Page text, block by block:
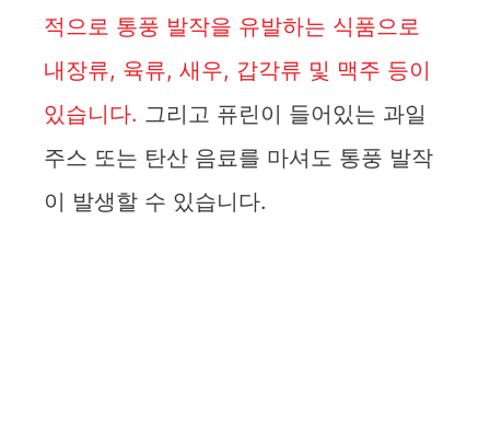
적으로 통풍 발작을 유발하는 식품으로
내장류, 육류, 새우, 갑각류 및 맥주 등이
있습니다. 그리고 퓨린이 들어있는 과일
주스 또는 탄산 음료를 마셔도 통풍 발작
이 발생할 수 있습니다.